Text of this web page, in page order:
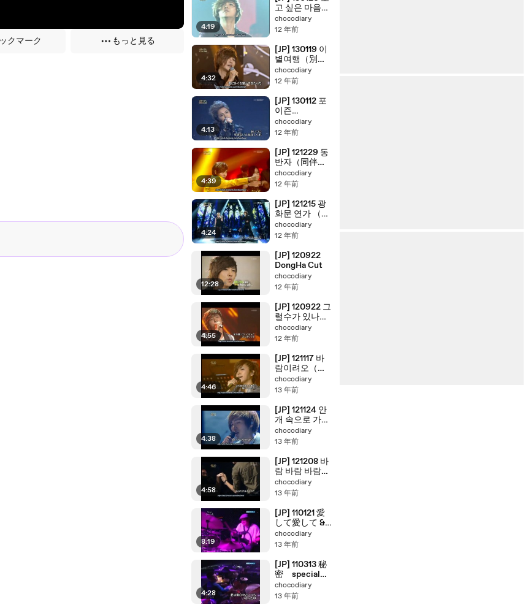
クマーク もっと見る
4:19
고 싶은 마음
（会いたい気
持ち） - 정동
ドンハ）
chocodiary
12 年前
4:32
[JP] 130119 이
별여행（別れ
の旅） - 정동
하（チョン・
chocodiary
12 年前
4:13
[JP] 130112 포
이즌
（Poison） -
정동하（チョ
chocodiary
12 年前
4:39
[JP] 121229 동
반자（同伴
者） - 정동하
（チョン・ド
chocodiary
12 年前
4:24
[JP] 121215 광
화문 연가 （光
化門恋歌） -
정동하（チョ
& Ali
chocodiary
12 年前
12:28
[JP] 120922
DongHa Cut
chocodiary
12 年前
4:55
[JP] 120922 그
럴수가 있나요
（あんまりで
す） - 정동하
ンハ）
chocodiary
12 年前
4:46
[JP] 121117 바
람이려오（風
になりたい）-
정동하（チョ
chocodiary
13 年前
4:38
[JP] 121124 안
개 속으로 가버
린 사랑（霧の
中に消えた
（チョン・ド
ンハ）
chocodiary
13 年前
4:58
[JP] 121208 바
람 바람 바람
（風風風）- 정
동하（チョ
chocodiary
13 年前
8:19
[JP] 110121 愛
して愛して &
Lonely Night
chocodiary
13 年前
4:28
[JP] 110313 秘
密 special
vocal.パク・
ワンギュ
chocodiary
13 年前